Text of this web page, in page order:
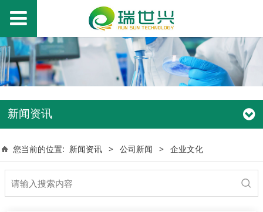
新闻资讯
您当前的位置: 新闻资讯 > 公司新闻 > 企业文化